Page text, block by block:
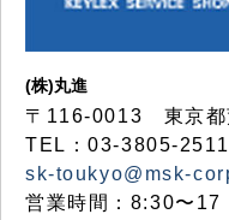
(株)丸進
〒116-0013 東京都
TEL：03-3805-
sk-toukyo@msk-
営業時間：8:30〜17